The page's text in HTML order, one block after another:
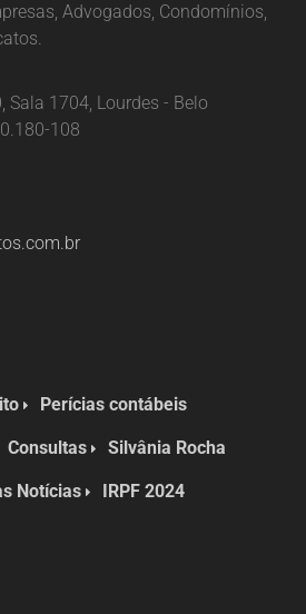
Advogados, Condomínios,
Sala 1704, Lourdes - Belo
108
Perícias contábeis
Consultas Silvânia Rocha
Notícias IRPF 2024